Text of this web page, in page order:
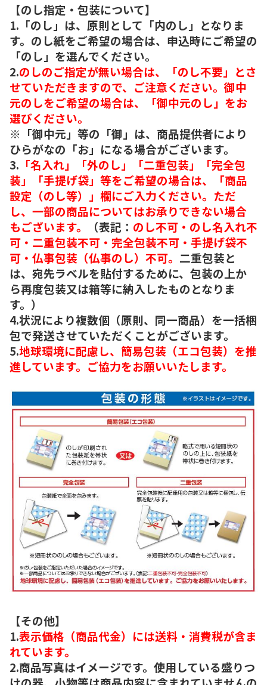
【のし指定・包装について】
1.「のし」は、原則として「内のし」となりま
す。のし紙をご希望の場合は、申込時にご希望の
「のし」を選んでください。
2.のしのご指定が無い場合は、「のし不要」とさ
せていただきますので、ご注意ください。御中
元のしをご希望の場合は、「御中元のし」をお
選びください。
※「御中元」等の「御」は、商品提供者により
ひらがなの「お」になる場合がございます。
3. 「名入れ」「外のし」「二重包装」「完全包
装」「手提げ袋」等をご希望の場合は、「商品
設定（のし等）」欄にご入力ください。ただ
し、一部の商品についてはお承りできない場合
もございます。
（表記： のし不可・のし名入れ不
可・二重包装不可・完全包装不可・手提げ袋不
可・仏事包装（仏事のし）不可。 二重包装と
は、宛先ラベルを貼付するために、包装の上か
ら再度包装又は箱等に納入したものとなりま
す。）
4.状況により複数個（原則、同一商品）を一括梱
包で発送させていただくことがございます。
5.地球環境に配慮し、簡易包装（エコ包装）を推
進しています。ご協力をお願いいたします。
【その他】
1.表示価格（商品代金）には送料・消費税が含ま
れています。
2.商品写真はイメージです。使用している盛りつ